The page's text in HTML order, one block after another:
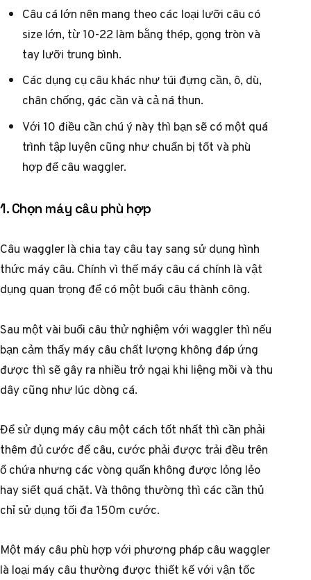
Câu cá lớn nên mang theo các loại lưỡi câu có
size lớn, từ 10-22 làm bằng thép, gọng tròn và
tay lưỡi trung bình.
Các dụng cụ câu khác như túi đựng cần, ô, dù,
chân chống, gác cần và cả ná thun.
Với 10 điều cần chú ý này thì bạn sẽ có một quá
trình tập luyện cũng như chuẩn bị tốt và phù
hợp để câu waggler.
1. Chọn máy câu phù hợp
Câu waggler là chia tay câu tay sang sử dụng hình
thức máy câu. Chính vì thế máy câu cá chính là vật
dụng quan trọng để có một buổi câu thành công.
Sau một vài buổi câu thử nghiệm với waggler thì nếu
bạn cảm thấy máy câu chất lượng không đáp ứng
được thì sẽ gây ra nhiều trở ngại khi liệng mồi và thu
dây cũng như lúc dòng cá.
Để sử dụng máy câu một cách tốt nhất thì cần phải
thêm đủ cước để câu, cước phải được trải đều trên
ổ chứa nhưng các vòng quấn không được lỏng lẻo
hay siết quá chặt. Và thông thường thì các cần thủ
chỉ sử dụng tối đa 150m cước.
Một máy câu phù hợp với phương pháp câu waggler
là loại máy câu thường được thiết kế với vận tốc